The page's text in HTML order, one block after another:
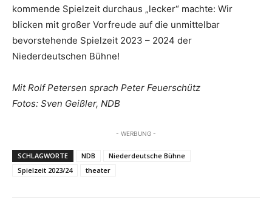
kommende Spielzeit durchaus „lecker“ machte: Wir
blicken mit großer Vorfreude auf die unmittelbar
bevorstehende Spielzeit 2023 – 2024 der
Niederdeutschen Bühne!
Mit Rolf Petersen sprach Peter Feuerschütz
Fotos: Sven Geißler, NDB
- WERBUNG -
SCHLAGWORTE NDB
Niederdeutsche Bühne
Spielzeit 2023/24
theater